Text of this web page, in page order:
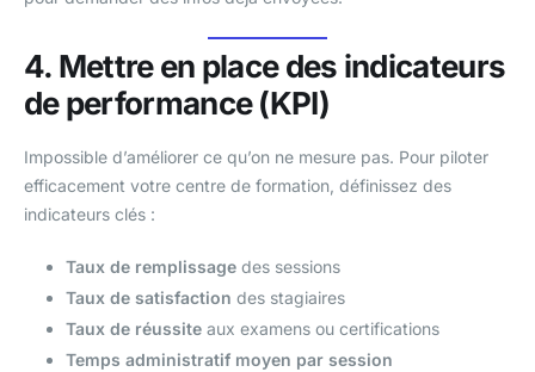
4. Mettre en place des indicateurs
de performance (KPI)
Impossible d’améliorer ce qu’on ne mesure pas. Pour piloter
efficacement votre centre de formation, définissez des
indicateurs clés :
Taux de remplissage des sessions
Taux de satisfaction des stagiaires
Taux de réussite aux examens ou certifications
Temps administratif moyen par session